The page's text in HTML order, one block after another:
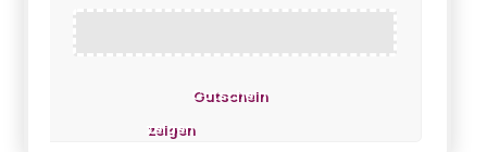
Gutschein
zeigen